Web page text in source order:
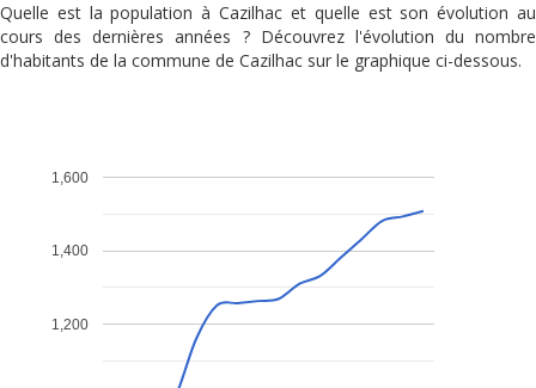
Quelle est la population à Cazilhac et quelle est son évolution au
cours des dernières années ? Découvrez l'évolution du nombre
d'habitants de la commune de Cazilhac sur le graphique ci-dessous.
1,200
1,400
1,600